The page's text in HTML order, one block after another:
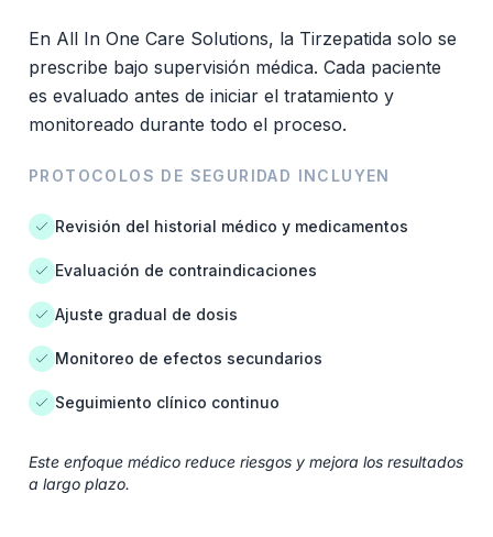
En All In One Care Solutions, la Tirzepatida solo se
prescribe bajo supervisión médica. Cada paciente
es evaluado antes de iniciar el tratamiento y
monitoreado durante todo el proceso.
PROTOCOLOS DE SEGURIDAD INCLUYEN
Revisión del historial médico y medicamentos
Evaluación de contraindicaciones
Ajuste gradual de dosis
Monitoreo de efectos secundarios
Seguimiento clínico continuo
Este enfoque médico reduce riesgos y mejora los resultados
a largo plazo.